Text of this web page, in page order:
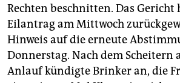
Rechten beschnitten. Das Gericht
Eilantrag am Mittwoch
Hinweis auf die erneute
Donnerstag. Nach dem Scheitern
Anlauf kündigte Brinker an, die